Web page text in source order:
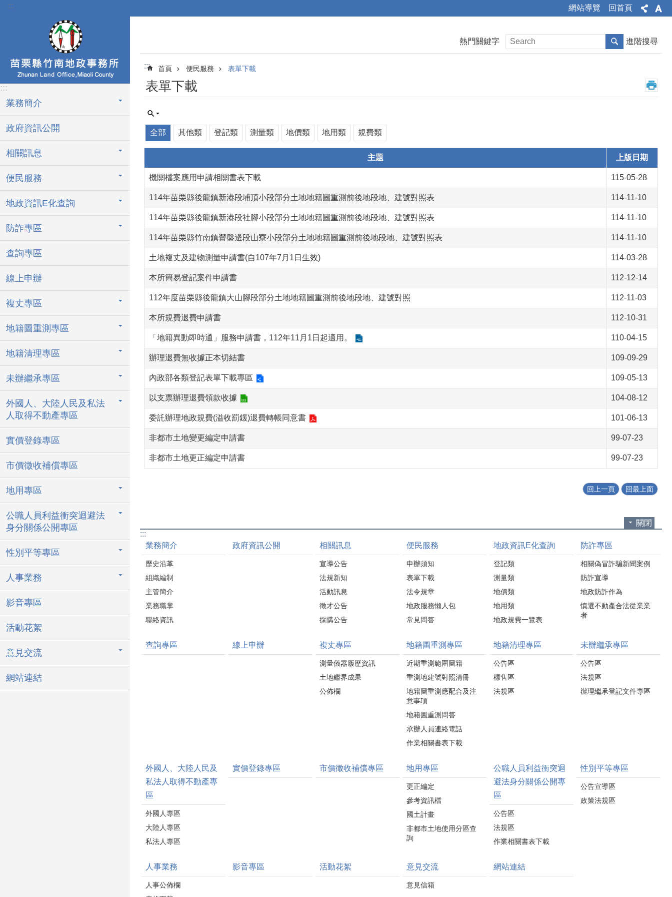
跳到主要內容區塊
::: 網站導覽 回首頁
:::
業務簡介
政府資訊公開
相關訊息
便民服務
地政資訊E化查詢
防詐專區
查詢專區
線上申辦
複丈專區
地籍圖重測專區
地籍清理專區
未辦繼承專區
外國人、大陸人民及私法
人取得不動產專區
實價登錄專區
市價徵收補償專區
地用專區
公職人員利益衝突迴避法
身分關係公開專區
性別平等專區
人事業務
影音專區
活動花絮
意見交流
網站連結
熱門關鍵字 進階搜尋
::: 首頁 便民服務 表單下載
表單下載
全部 其他類 登記類 測量類 地價類 地用類 規費類
主題 上版日期
機關檔案應用申請相關書表下載 115-05-28
114年苗栗縣後龍鎮新港段埔頂小段部分土地地籍圖重測前後地段地、建號對照表 114-11-10
114年苗栗縣後龍鎮新港段社腳小段部分土地地籍圖重測前後地段地、建號對照表 114-11-10
114年苗栗縣竹南鎮營盤邊段山寮小段部分土地地籍圖重測前後地段地、建號對照表 114-11-10
土地複丈及建物測量申請書(自107年7月1日生效) 114-03-28
本所簡易登記案件申請書 112-12-14
112年度苗栗縣後龍鎮大山腳段部分土地地籍圖重測前後地段地、建號對照 112-11-03
本所規費退費申請書 112-10-31
「地籍異動即時通」服務申請書，112年11月1日起適用。 110-04-15
辦理退費無收據正本切結書 109-09-29
內政部各類登記表單下載專區 109-05-13
以支票辦理退費領款收據 104-08-12
委託辦理地政規費(溢收罰鍰)退費轉帳同意書 101-06-13
非都市土地變更編定申請書 99-07-23
非都市土地更正編定申請書 99-07-23
回上一頁 回最上面
關閉
:::
業務簡介
歷史沿革
組織編制
主管簡介
業務職掌
聯絡資訊
政府資訊公開 相關訊息
宣導公告
法規新知
活動訊息
徵才公告
採購公告
便民服務
申辦須知
表單下載
法令規章
地政服務懶人包
常見問答
地政資訊E化查詢
登記類
測量類
地價類
地用類
地政規費一覽表
防詐專區
相關偽冒詐騙新聞案例
防詐宣導
地政防詐作為
慎選不動產合法從業業
者
查詢專區 線上申辦 複丈專區
測量儀器履歷資訊
土地鑑界成果
公佈欄
地籍圖重測專區
近期重測範圍圖籍
重測地建號對照清冊
地籍圖重測應配合及注
意事項
地籍圖重測問答
承辦人員連絡電話
作業相關書表下載
地籍清理專區
公告區
標售區
法規區
未辦繼承專區
公告區
法規區
辦理繼承登記文件專區
外國人、大陸人民及
私法人取得不動產專
區
外國人專區
大陸人專區
私法人專區
實價登錄專區 市價徵收補償專區 地用專區
更正編定
參考資訊檔
國土計畫
非都市土地使用分區查
詢
公職人員利益衝突迴
避法身分關係公開專
區
公告區
法規區
作業相關書表下載
性別平等專區
公告宣導區
政策法規區
人事業務
人事公佈欄
影音專區 活動花絮 意見交流
意見信箱
網站連結